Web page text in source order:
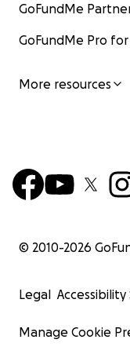
GoFundMe
GoFundMe Pro
More resources
© 2010-2026
Legal
Manage Cookie